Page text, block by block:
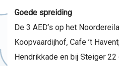
Goede spreiding
De 3 AED’s op het
Koopvaardijhof, Cafe ’t
Hendrikkade en bij Steiger